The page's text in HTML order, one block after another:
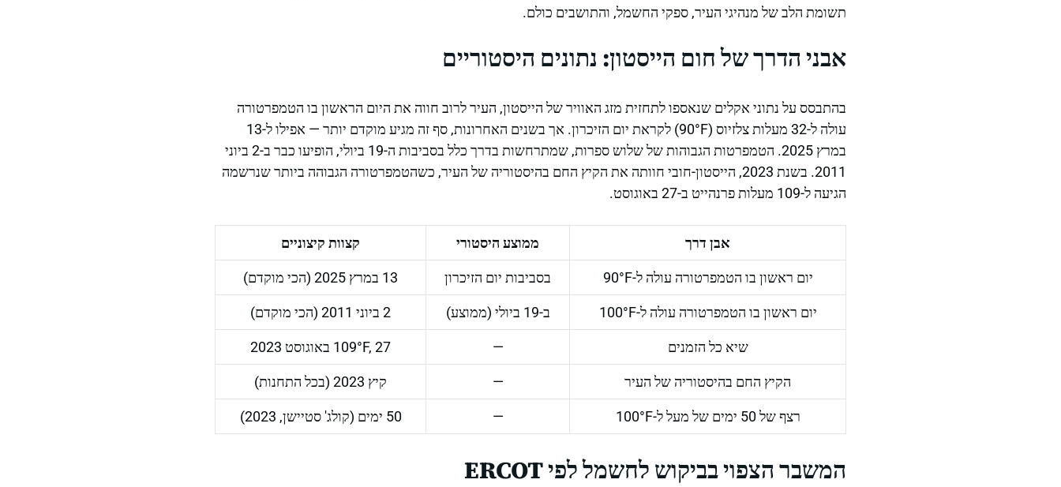
תשומת הלב של מנהיגי העיר, ספקי החשמל, והתושבים כולם.
אבני הדרך של חום הייסטון: נתונים היסטוריים
בהתבסס על נתוני אקלים שנאספו לתחזית מזג האוויר של הייסטון, העיר לרוב חווה את היום הראשון בו הטמפרטורה
עולה ל-32 מעלות צלזיוס (90°F) לקראת יום הזיכרון. אך בשנים האחרונות, סף זה מגיע מוקדם יותר — אפילו ל-13
במרץ 2025. הטמפרטות הגבוהות של שלוש ספרות, שמתרחשות בדרך כלל בסביבות ה-19 ביולי, הופיעו כבר ב-2 ביוני
2011. בשנת 2023, הייסטון-חובי חוותה את הקיץ החם בהיסטוריה של העיר, כשהטמפרטורה הגבוהה ביותר שנרשמה
הגיעה ל-109 מעלות פרנהייט ב-27 באוגוסט.
אבן דרך ממוצע היסטורי קצוות קיצוניים
יום ראשון בו הטמפרטורה עולה ל-90°F בסביבות יום הזיכרון 13 במרץ 2025 (הכי מוקדם)
יום ראשון בו הטמפרטורה עולה ל-100°F ב-19 ביולי (ממוצע) 2 ביוני 2011 (הכי מוקדם)
שיא כל הזמנים — 109°F, 27 באוגוסט 2023
הקיץ החם בהיסטוריה של העיר — קיץ 2023 (בכל התחנות)
רצף של 50 ימים של מעל ל-100°F — 50 ימים (קולג' סטיישן, 2023)
המשבר הצפוי בביקוש לחשמל לפי ERCOT